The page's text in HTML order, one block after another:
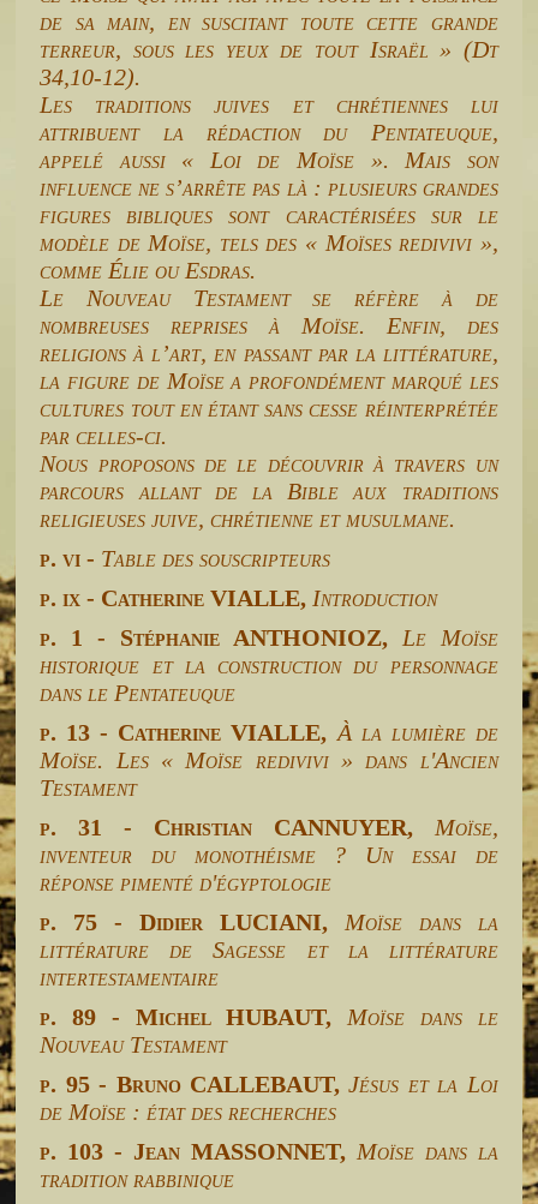
de sa main, en suscitant toute cette grande
terreur, sous les yeux de tout Israël » (Dt
34,10-12).
Les traditions juives et chrétiennes lui
attribuent la rédaction du Pentateuque,
appelé aussi « Loi de Moïse ». Mais son
influence ne s’arrête pas là : plusieurs grandes
figures bibliques sont caractérisées sur le
modèle de Moïse, tels des « Moïses redivivi »,
comme Élie ou Esdras.
Le Nouveau Testament se réfère à de
nombreuses reprises à Moïse. Enfin, des
religions à l’art, en passant par la littérature,
la figure de Moïse a profondément marqué les
cultures tout en étant sans cesse réinterprétée
par celles-ci.
Nous proposons de le découvrir à travers un
parcours allant de la Bible aux traditions
religieuses juive, chrétienne et musulmane.
p. vi - Table des souscripteurs
p. ix - Catherine VIALLE, Introduction
p. 1 - Stéphanie ANTHONIOZ, Le Moïse
historique et la construction du personnage
dans le Pentateuque
p. 13 - Catherine VIALLE, À la lumière de
Moïse. Les « Moïse redivivi » dans l'Ancien
Testament
p. 31 - Christian CANNUYER, Moïse,
inventeur du monothéisme ? Un essai de
réponse pimenté d'égyptologie
p. 75 - Didier LUCIANI, Moïse dans la
littérature de Sagesse et la littérature
intertestamentaire
p. 89 - Michel HUBAUT, Moïse dans le
Nouveau Testament
p. 95 - Bruno CALLEBAUT,Jésus et la Loi
de Moïse : état des recherches
p. 103 - Jean MASSONNET, Moïse dans la
tradition rabbinique